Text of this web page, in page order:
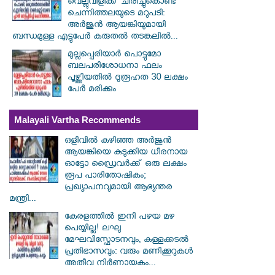
വെല്ലുവിളിക്ക് ചിരിച്ചുകൊണ്ട്
ചെന്നിത്തലയുടെ മറുപടി:
അർജുൻ ആയങ്കിയുമായി
ബന്ധമുള്ള എട്ടുപേർ കരുതൽ തടങ്കലിൽ...
മുല്ലപ്പെരിയാര്‍ പൊട്ടുമോ
ബലപരിശോധനാ ഫലം
പൂഴ്ത്തിയതില്‍ ദുരൂഹത 30 ലക്ഷം
പേര്‍ മരിക്കും
Malayali Vartha Recommends
ഒളിവിൽ കഴിഞ്ഞ അർജുൻ
ആയങ്കിയെ കുടുക്കിയ ധീരനായ
ഓട്ടോ ഡ്രൈവർക്ക് ഒരു ലക്ഷം
രൂപ പാരിതോഷികം;
പ്രഖ്യാപനവുമായി ആഭ്യന്തര
മന്ത്രി...
കേരളത്തിൽ ഇനി പഴയ മഴ
പെയ്യില്ല! ലഘു
മേഘവിസ്ഫോടനവും, കള്ളക്കടൽ
പ്രതിഭാസവും: വരും മണിക്കൂറുകൾ
അതീവ നിർണായകം...